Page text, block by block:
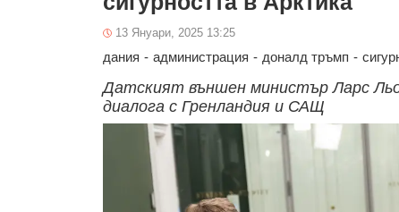
13 Януари, 2025 13:25
дания - администрация - доналд тръмп -
Датският външен министър Ларс
диалога с Гренландия и САЩ